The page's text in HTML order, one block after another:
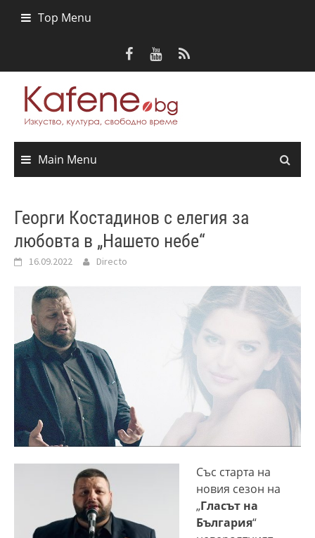
Top Menu
Main Menu
Георги Костадинов с елегия за
любовта в „Нашето небе“
16.09.2022 Directo
Със старта на
новия сезон на
„Гласът на
България“